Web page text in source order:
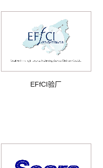
EFfCI验厂